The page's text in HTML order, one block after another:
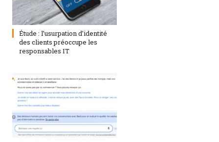
1 août 2023 0
Étude : l’usurpation d’identité
des clients préoccupe les
responsables IT
28 juillet 2023 0